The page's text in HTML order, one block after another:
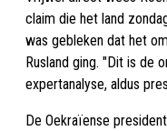
claim die het land
was gebleken dat het
Rusland ging. "Dit is de
expertanalyse, aldus
De Oekraïense